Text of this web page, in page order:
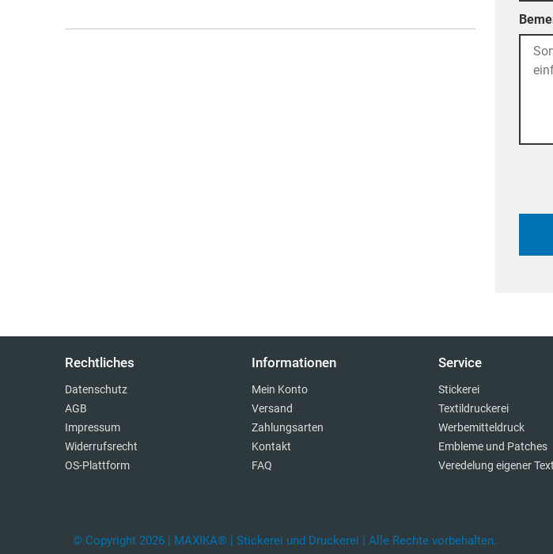
Rechtliches
Datenschutz
AGB
Impressum
Widerrufsrecht
OS-Plattform
Informationen
Mein Konto
Versand
Zahlungsarten
Kontakt
FAQ
Service
Stickerei
Textildruckerei
Werbemitteldruck
Embleme und Patches
Veredelung eigener
© Copyright 2026 | MAXIKA® | Stickerei und Druckerei | Alle Rechte vorbehalten.